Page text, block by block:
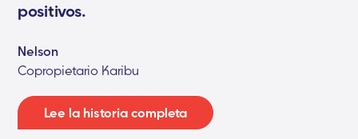
positivos.
Nelson
Copropietario Karibu
Lee la historia completa